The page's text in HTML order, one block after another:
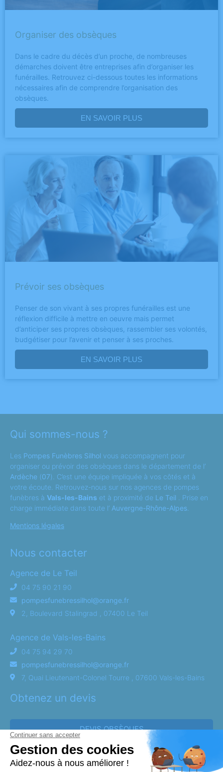
Organiser des obsèques
Dans le cadre du décès d’un proche, de nombreuses
démarches doivent être entreprises afin d’organiser les
funérailles. Retrouvez ci-dessous toutes les informations
nécessaires afin de comprendre l’organisation des
obsèques.
EN SAVOIR PLUS
Prévoir ses obsèques
Penser de son vivant à ses propres funérailles est une
réflexion difficile à mettre en oeuvre mais permet
d’anticiper ses propres obsèques, rassembler ses volontés,
budgétiser pour l’avenir et penser à ses proches.
EN SAVOIR PLUS
Qui sommes-nous ?
Les Pompes Funèbres Silhol vous accompagnent pour
organiser ou prévoir des obsèques dans le département de l’
Ardèche (07). C’est une équipe impliquée à vos côtés et à
votre écoute. Retrouvez-nous sur nos agences de pompes
funèbres à Vals-les-Bains et à proximité de Le Teil . Prise en
charge immédiate dans toute l’ Auvergne-Rhône-Alpes
Mentions légales
Nous contacter
Agence de Le Teil
04 75 90 21 90
pompesfunebressilhol@orange.fr
2, Boulevard Stalingrad , 07400 Le Teil
Agence de Vals-les-Bains
04 75 94 29 70
pompesfunebressilhol@orange.fr
7, Quai Lieutenant-Colonel Tourre , 07600 Vals-les-Bains
Obtenez un devis
DEVIS OBSÈQUES
DEVIS PRÉVOYANCE